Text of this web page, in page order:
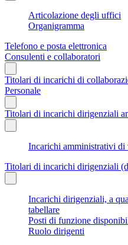
Articolazione degli uffici
Organigramma
Telefono e posta elettronica
Consulenti e collaboratori
Titolari di incarichi di
Personale
Titolari di incarichi dirigenziali
Incarichi amministrativi di
Titolari di incarichi dirigenziali
Incarichi dirigenziali, a
tabellare
Posti di funzione
Ruolo dirigenti